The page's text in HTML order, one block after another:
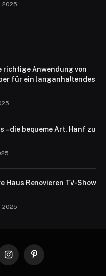
2025
richtige Anwendung von
für ein langanhaltendes
– die bequeme Art, Hanf zu
Haus Renovieren TV-Show
2025
InstagramPinterest